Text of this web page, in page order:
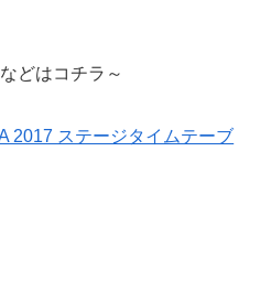
どはコチラ～
2017 ステージタイムテーブ